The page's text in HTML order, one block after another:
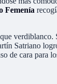
Femenía
Satriano
de cara para